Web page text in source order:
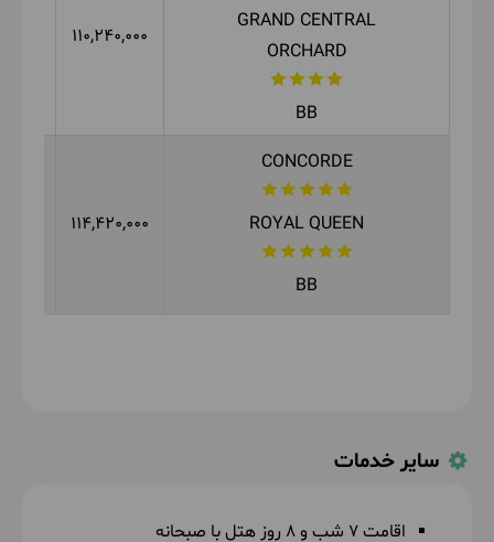
GRAND CENTRAL
ORCHARD
BB
110,240,000
CONCORDE
ROYAL QUEEN
BB
114,420,000
سایر خدمات
اقامت 7 شب و 8 روز هتل با صبحانه